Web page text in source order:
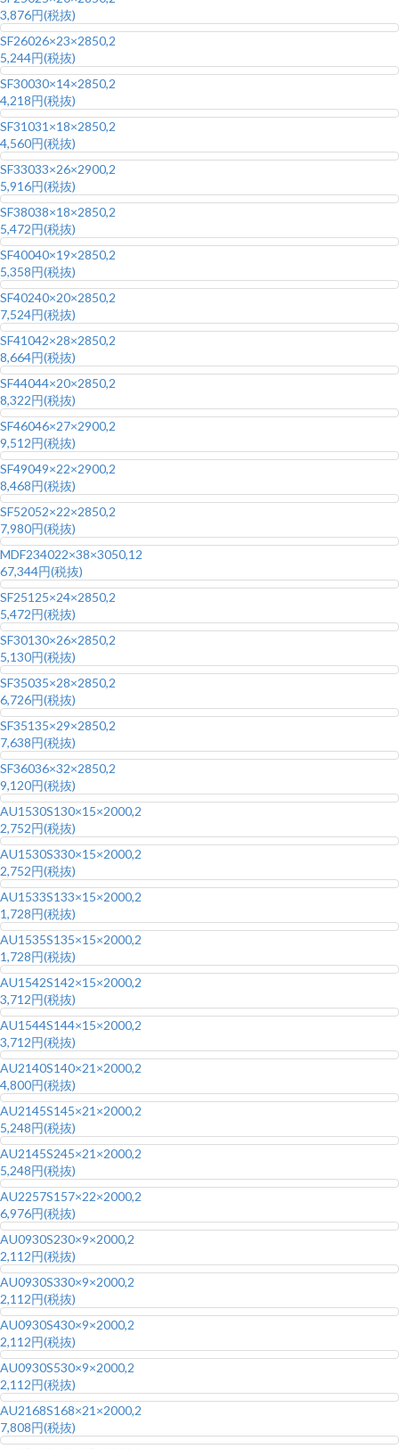
3,876円(税抜)
SF26026×23×2850,2
5,244円(税抜)
SF30030×14×2850,2
4,218円(税抜)
SF31031×18×2850,2
4,560円(税抜)
SF33033×26×2900,2
5,916円(税抜)
SF38038×18×2850,2
5,472円(税抜)
SF40040×19×2850,2
5,358円(税抜)
SF40240×20×2850,2
7,524円(税抜)
SF41042×28×2850,2
8,664円(税抜)
SF44044×20×2850,2
8,322円(税抜)
SF46046×27×2900,2
9,512円(税抜)
SF49049×22×2900,2
8,468円(税抜)
SF52052×22×2850,2
7,980円(税抜)
MDF234022×38×3050,12
67,344円(税抜)
SF251 25×24×2850,2
5,472円(税抜)
SF30130×26×2850,2
5,130円(税抜)
SF35035×28×2850,2
6,726円(税抜)
SF35135×29×2850,2
7,638円(税抜)
SF36036×32×2850,2
9,120円(税抜)
AU1530S130×15×2000,2
2,752円(税抜)
AU1530S330×15×2000,2
2,752円(税抜)
AU1533S133×15×2000,2
1,728円(税抜)
AU1535S135×15×2000,2
1,728円(税抜)
AU1542S142×15×2000,2
3,712円(税抜)
AU1544S144×15×2000,2
3,712円(税抜)
AU2140S140×21×2000,2
4,800円(税抜)
AU2145S145×21×2000,2
5,248円(税抜)
AU2145S245×21×2000,2
5,248円(税抜)
AU2257S1 57×22×2000,2
6,976円(税抜)
AU0930S230×9×2000,2
2,112円(税抜)
AU0930S330×9×2000,2
2,112円(税抜)
AU0930S430×9×2000,2
2,112円(税抜)
AU0930S530×9×2000,2
2,112円(税抜)
AU2168S168×21×2000,2
7,808円(税抜)